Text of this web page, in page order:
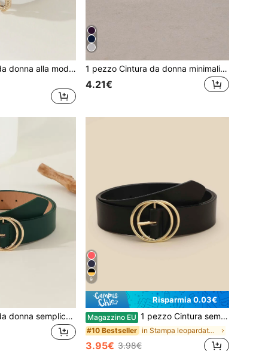
1 pezzo Cintura da donna alla moda e versatile con elemento elefante, adatta per Ognissanti, estate, scuola, autunno 1 pezzo Cintura da donna minimalista alla moda versatile colore unito casual punk bohémien vintage stile corte festa carina sexy street elegante in pelle PU per tutte le stagioni
4.21€
1 pezzo Cintura da donna semplice e alla moda, adatta per ogni occasione, per estate, scuola, autunno, Ognissanti
9
Risparmia 0.03€
Magazzino EU 1 pezzo Cintura semplice e alla moda per donna, adatta per l'estate, la scuola, l'autunno e Ognissanti
#10 Bestseller in Stampa leopardata Donne Cinture & Cinture Acces
3.95€ 3.98€